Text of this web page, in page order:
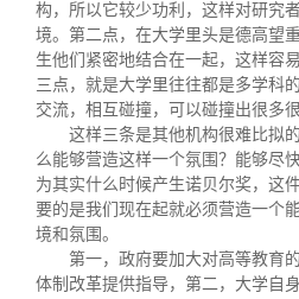
联系我们
构，所以它较少功利，这样对研究
境。第二点，在大学里头是德高望
生他们紧密地结合在一起，这样容
三点，就是大学里往往都是多学科
交流，相互碰撞，可以碰撞出很多
这样三条是其他机构很难比拟
么能够营造这样一个氛围？能够尽
为其实什么时候产生诺贝尔奖，这
要的是我们现在起就必须营造一个
境和氛围。
第一，政府要加大对高等教育
体制改革提供指导，第二，大学自